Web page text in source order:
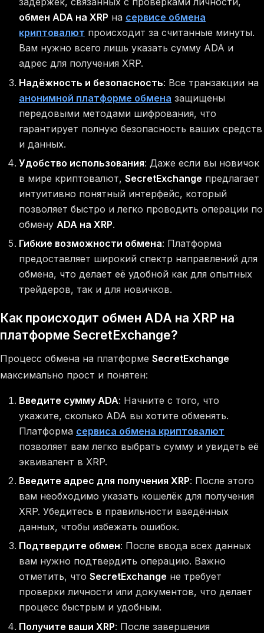
обмен ADA на XRP на сервисе обмена
криптовалют происходит за считанные минуты.
Вам нужно всего лишь указать сумму ADA и
адрес для получения XRP.
Надёжность и безопасность: Все транзакции на
анонимной платформе обмена защищены
передовыми методами шифрования, что
гарантирует полную безопасность ваших средств
и данных.
Удобство использования: Даже если вы новичок
в мире криптовалют, SecretExchange предлагает
интуитивно понятный интерфейс, который
позволяет быстро и легко проводить операции по
обмену ADA на XRP.
Гибкие возможности обмена: Платформа
предоставляет широкий спектр направлений для
обмена, что делает её удобной как для опытных
трейдеров, так и для новичков.
Как происходит обмен ADA на XRP на
платформе SecretExchange?
Процесс обмена на платформе SecretExchange
максимально прост и понятен:
Введите сумму ADA: Начните с того, что
укажите, сколько ADA вы хотите обменять.
Платформа сервиса обмена криптовалют
позволяет вам легко выбрать сумму и увидеть её
эквивалент в XRP.
Введите адрес для получения XRP: После этого
вам необходимо указать кошелёк для получения
XRP. Убедитесь в правильности введённых
данных, чтобы избежать ошибок.
Подтвердите обмен: После ввода всех данных
вам нужно подтвердить операцию. Важно
отметить, что SecretExchange не требует
проверки личности или документов, что делает
процесс быстрым и удобным.
Получите ваши XRP: После завершения